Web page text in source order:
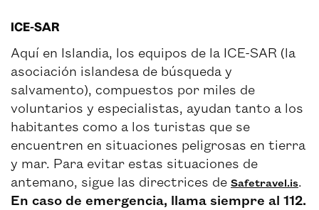
ICE-SAR
Aquí en Islandia, los equipos de la ICE-SAR (la
asociación islandesa de búsqueda y
salvamento), compuestos por miles de
voluntarios y especialistas, ayudan tanto a los
habitantes como a los turistas que se
encuentren en situaciones peligrosas en tierra
y mar. Para evitar estas situaciones de
antemano, sigue las directrices de Safetravel.is.
En caso de emergencia, llama siempre al 112.